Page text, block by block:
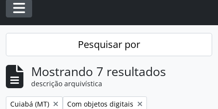
Toggle navigation
Pesquisar por
Mostrando 7 resultados
descrição arquivística
Remover filtro:
Cuiabá (MT) Remover filtro:
Com objetos digitais